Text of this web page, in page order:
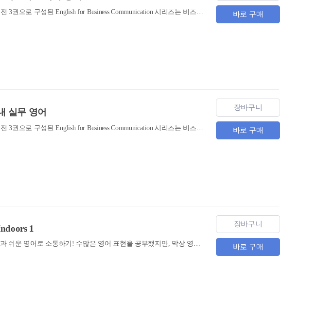
바로 구매
실무 영어
12주 구성으로 강의에 최적화한 비즈니스 영어 시리즈! 전 3권으로 구성된 English for Business Communication 시리즈는 비즈니스 업무 수행에 필수적인 영어 표현을 습득하도록 구성한 강의용 교재로, 지난 10년 동안 대학과 기관의 비즈니스 강의 현장에서 꾸준히 사용되었다.
장바구니
바로 구매
1 장바구니
바로 구매